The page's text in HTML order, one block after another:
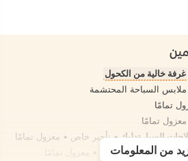
غرفة خالية من الكحول
السباحة المحتشمة
تمامًا
تمامًا
السبا، تدليك• تأجير خاص • معزول تمامًا
• في بعض الغرف • معزول تمامًا
من المعلومات